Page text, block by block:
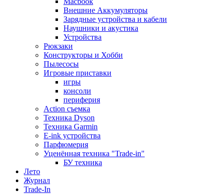
Внешние Аккумуляторы
Зарядные устройства и кабели
Наушники и акустика
Устройства
Рюкзаки
Конструкторы и Хобби
Пылесосы
Игровые приставки
игры
консоли
периферия
Action съемка
Техника Dyson
Техника Garmin
E-ink устройства
Парфюмерия
Уценённая техника "Trade-in"
БУ техника
Лето
Журнал
Trade-In